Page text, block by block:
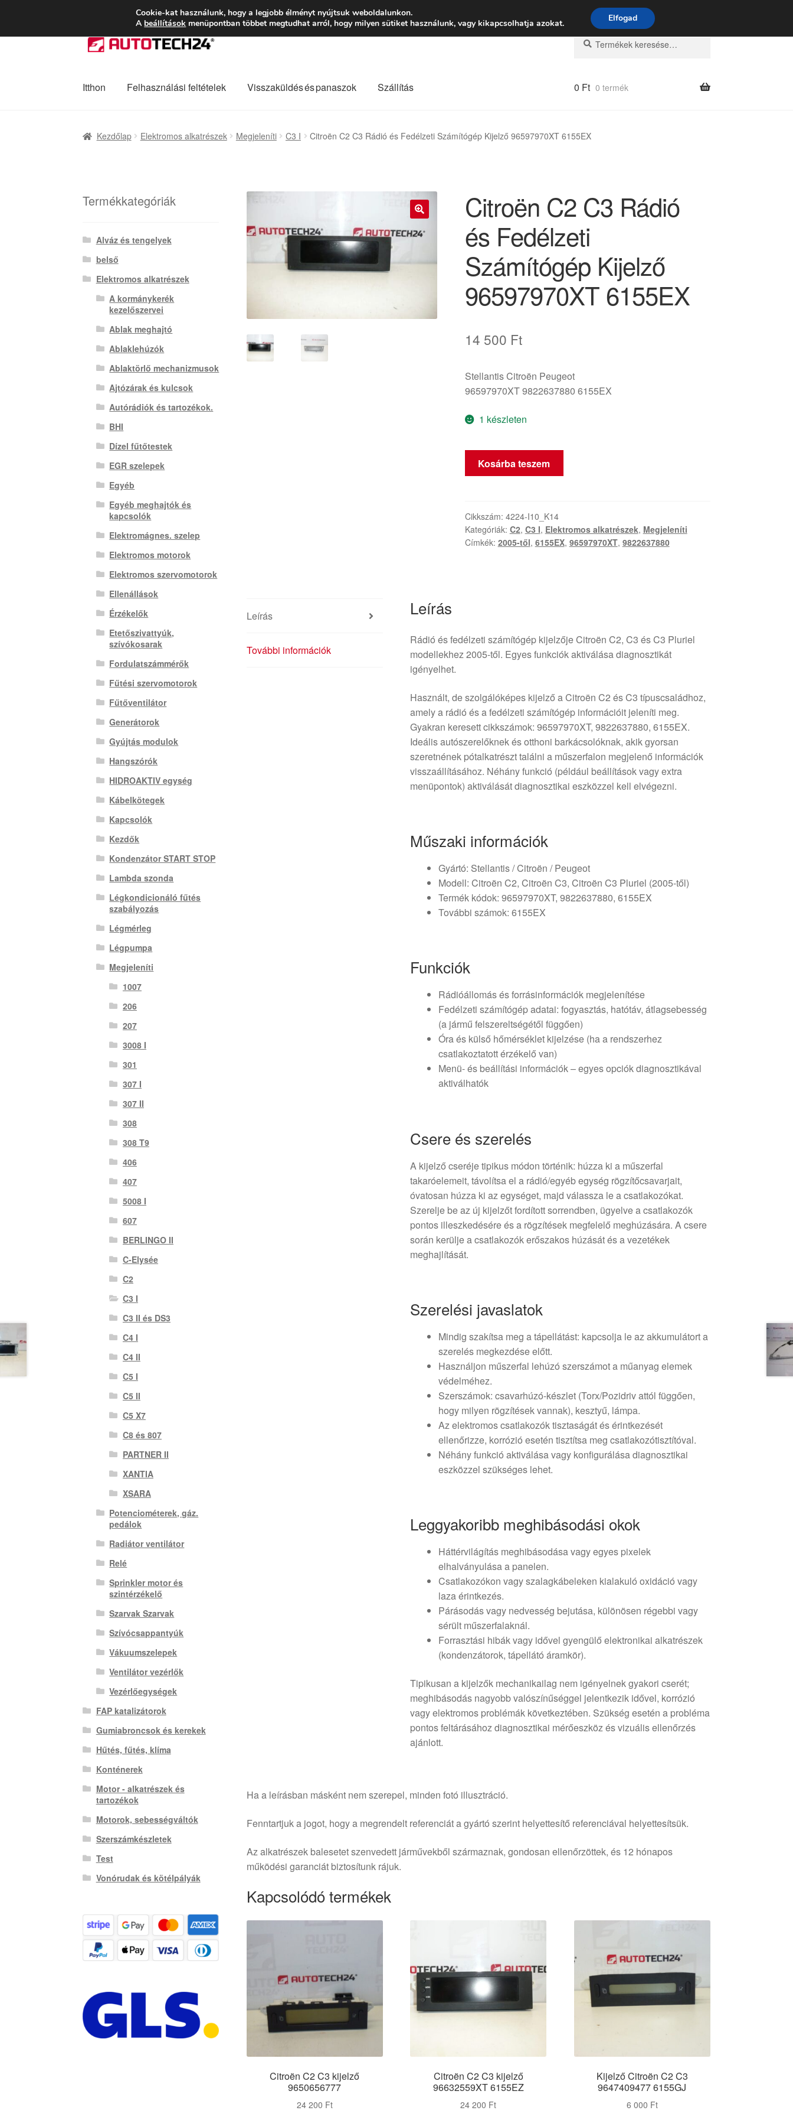
SZÁLLÍTÁS 2618 Ft-tól Hétfő-Péntek 9:00–16:0006 80 088 054
Ugrás
a
Kilépés
a
Keresés
Keresés
Itthon Felhasználási feltételek Visszaküldés és panaszok Szállítás 0 Ft 0 termék
Kezdőlap Elektromos alkatrészek Megjeleníti C3 I Citroën C2 C3 Rádió és Fedélzeti Számítógép Kijelző 96597970XT 6155EX
Citroën C2 C3 Rádió
és Fedélzeti
Számítógép Kijelző
96597970XT 6155EX
14 500 Ft
Stellantis Citroën Peugeot
96597970XT 9822637880 6155EX
1 készleten
Citroën
és
Fedélzeti
Számítógép
Kosárba teszem
Cikkszám: 4224-I10_K14
Kategóriák: C2, C3 I, Elektromos alkatrészek, Megjeleníti
Címkék: 2005-től, 6155EX, 96597970XT, 9822637880
Leírás
További információk
Leírás
Rádió és fedélzeti számítógép kijelzője Citroën C2, C3 és C3 Pluriel
modellekhez 2005-től. Egyes funkciók aktiválása diagnosztikát
igényelhet.
Használt, de szolgálóképes kijelző a Citroën C2 és C3 típuscsaládhoz,
amely a rádió és a fedélzeti számítógép információit jeleníti meg.
Gyakran keresett cikkszámok: 96597970XT, 9822637880, 6155EX.
Ideális autószerelőknek és otthoni barkácsolóknak, akik gyorsan
szeretnének pótalkatrészt találni a műszerfalon megjelenő információk
visszaállításához. Néhány funkció (például beállítások vagy extra
menüpontok) aktiválását diagnosztikai eszközzel kell elvégezni.
Műszaki információk
Gyártó: Stellantis / Citroën / Peugeot
Modell: Citroën C2, Citroën C3, Citroën C3 Pluriel (2005-től)
Termék kódok: 96597970XT, 9822637880, 6155EX
További számok: 6155EX
Funkciók
Rádióállomás és forrásinformációk megjelenítése
Fedélzeti számítógép adatai: fogyasztás, hatótáv, átlagsebesség
(a jármű felszereltségétől függően)
Óra és külső hőmérséklet kijelzése (ha a rendszerhez
csatlakoztatott érzékelő van)
Menü- és beállítási információk – egyes opciók diagnosztikával
aktiválhatók
Csere és szerelés
A kijelző cseréje tipikus módon történik: húzza ki a műszerfal
takaróelemeit, távolítsa el a rádió/egyéb egység rögzítőcsavarjait,
óvatosan húzza ki az egységet, majd válassza le a csatlakozókat.
Szerelje be az új kijelzőt fordított sorrendben, ügyelve a csatlakozók
pontos illeszkedésére és a rögzítések megfelelő meghúzására. A csere
során kerülje a csatlakozók erőszakos húzását és a vezetékek
meghajlítását.
Szerelési javaslatok
Mindig szakítsa meg a tápellátást: kapcsolja le az akkumulátort a
szerelés megkezdése előtt.
Használjon műszerfal lehúzó szerszámot a műanyag elemek
védelméhez.
Szerszámok: csavarhúzó-készlet (Torx/Pozidriv attól függően,
hogy milyen rögzítések vannak), kesztyű, lámpa.
Az elektromos csatlakozók tisztaságát és érintkezését
ellenőrizze, korrózió esetén tisztítsa meg csatlakozótisztítóval.
Néhány funkció aktiválása vagy konfigurálása diagnosztikai
eszközzel szükséges lehet.
Leggyakoribb meghibásodási okok
Háttérvilágítás meghibásodása vagy egyes pixelek
elhalványulása a panelen.
Csatlakozókon vagy szalagkábeleken kialakuló oxidáció vagy
laza érintkezés.
Párásodás vagy nedvesség bejutása, különösen régebbi vagy
sérült műszerfalaknál.
Forrasztási hibák vagy idővel gyengülő elektronikai alkatrészek
(kondenzátorok, tápellátó áramkör).
Tipikusan a kijelzők mechanikailag nem igényelnek gyakori cserét;
meghibásodás nagyobb valószínűséggel jelentkezik idővel, korrózió
vagy elektromos problémák következtében. Szükség esetén a probléma
pontos feltárásához diagnosztikai mérőeszköz és vizuális ellenőrzés
ajánlott.
Ha a leírásban másként nem szerepel, minden fotó illusztráció.
Fenntartjuk a jogot, hogy a megrendelt referenciát a gyártó szerint helyettesítő referenciával helyettesítsük.
Az alkatrészek balesetet szenvedett járművekből származnak, gondosan ellenőrzöttek, és 12 hónapos
működési garanciát biztosítunk rájuk.
Kapcsolódó termékek
Citroën C2 C3 kijelző
9650656777
24 200 Ft
Citroën C2 C3 kijelző
96632559XT 6155EZ
24 200 Ft
Kijelző Citroën C2 C3
9647409477 6155GJ
6 000 Ft
Termékkategóriák
Alváz és tengelyek
belső
Elektromos alkatrészek
A kormánykerék
kezelőszervei
Ablak meghajtó
Ablaklehúzók
Ablaktörlő mechanizmusok
Ajtózárak és kulcsok
Autórádiók és tartozékok.
BHI
Dízel fűtőtestek
EGR szelepek
Egyéb
Egyéb meghajtók és
kapcsolók
Elektromágnes. szelep
Elektromos motorok
Elektromos szervomotorok
Ellenállások
Érzékelők
Etetőszivattyúk,
szívókosarak
Fordulatszámmérők
Fűtési szervomotorok
Fűtőventilátor
Generátorok
Gyújtás modulok
Hangszórók
HIDROAKTIV egység
Kábelkötegek
Kapcsolók
Kezdők
Kondenzátor START STOP
Lambda szonda
Légkondicionáló fűtés
szabályozás
Légmérleg
Légpumpa
Megjeleníti
1007
206
207
3008 I
301
307 I
307 II
308
308 T9
406
407
5008 I
607
BERLINGO II
C-Elysée
C2
C3 I
C3 II és DS3
C4 I
C4 II
C5 I
C5 II
C5 X7
C8 és 807
PARTNER II
XANTIA
XSARA
Potenciométerek, gáz.
pedálok
Radiátor ventilátor
Relé
Sprinkler motor és
szintérzékelő
Szarvak Szarvak
Szívócsappantyúk
Vákuumszelepek
Ventilátor vezérlők
Vezérlőegységek
FAP katalizátorok
Gumiabroncsok és kerekek
Hűtés, fűtés, klíma
Konténerek
Motor - alkatrészek és
tartozékok
Motorok, sebességváltók
Szerszámkészletek
Test
Vonórudak és kötélpályák
Cookie-kat használunk, hogy a legjobb élményt nyújtsuk weboldalunkon.
A beállítások menüpontban többet megtudhat arról, hogy milyen sütiket használunk, vagy kikapcsolhatja azokat. Elfogad